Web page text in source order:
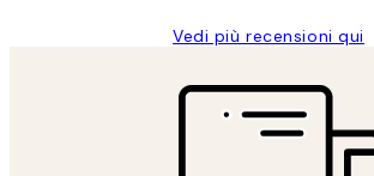
Vedi più recensioni qui